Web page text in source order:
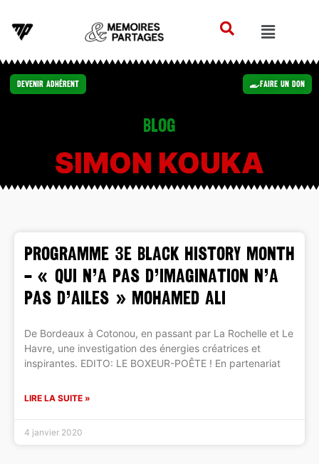
Devenir Adhérent Faire un Don
Blog
SIMON KOUKA
PROGRAMME 3e BLACK HISTORY MONTH
– « Qui n’a pas d’imagination n’a
pas d’ailes » Mohamed Ali
De Bordeaux à Cotonou, en passant par La Rochelle et Le
Havre, une investigation des énergies créatrices et
inspirantes. EDITO: LE BOXEUR-POÊTE ! En partenariat
LIRE LA SUITE »
4 janvier 2020